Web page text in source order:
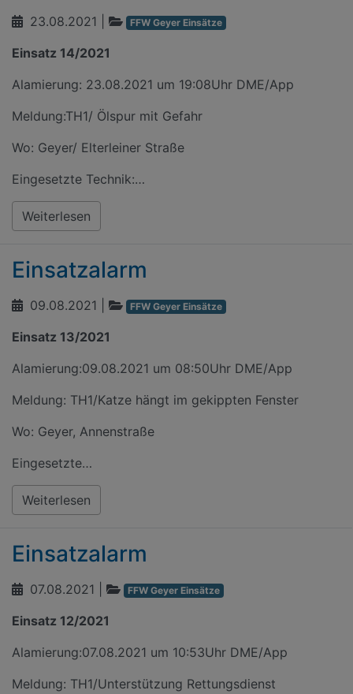
23.08.2021 FFW Geyer Einsätze
Einsatz 14/2021
Alamierung: 23.08.2021 um 19:08Uhr DME/App
Meldung:TH1/ Ölspur mit Gefahr
Wo: Geyer/ Elterleiner Straße
Eingesetzte Technik:…
Weiterlesen
Einsatzalarm
09.08.2021 FFW Geyer Einsätze
Einsatz 13/2021
Alamierung:09.08.2021 um 08:50Uhr DME/App
Meldung: TH1/Katze hängt im gekippten Fenster
Wo: Geyer, Annenstraße
Eingesetzte…
Weiterlesen
Einsatzalarm
07.08.2021 FFW Geyer Einsätze
Einsatz 12/2021
Alamierung:07.08.2021 um 10:53Uhr DME/App
Meldung: TH1/Unterstützung Rettungsdienst